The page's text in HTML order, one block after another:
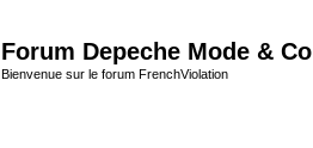
Forum Depeche Mode & Co
Bienvenue sur le forum FrenchViolation